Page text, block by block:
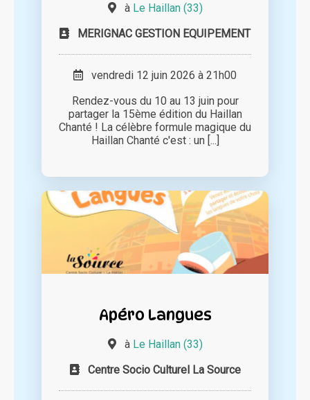
à Le Haillan (33)
MERIGNAC GESTION EQUIPEMENT
vendredi 12 juin 2026 à 21h00
Rendez-vous du 10 au 13 juin pour
partager la 15ème édition du Haillan
Chanté ! La célèbre formule magique du
Haillan Chanté c'est : un [...]
Apéro Langues
à Le Haillan (33)
Centre Socio Culturel La Source